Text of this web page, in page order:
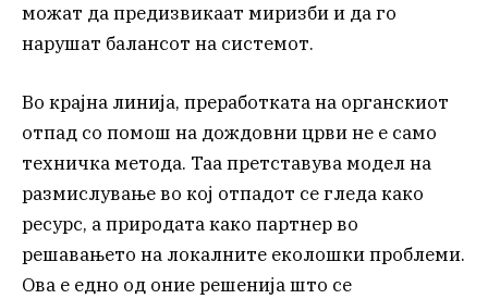
можат да предизвикаат миризби и да го
нарушат балансот на системот.
Во крајна линија, преработката на органскиот
отпад со помош на дождовни црви не е само
техничка метода. Таа претставува модел на
размислување во кој отпадот се гледа како
ресурс, а природата како партнер во
решавањето на локалните еколошки проблеми.
Ова е едно од оние решенија што се